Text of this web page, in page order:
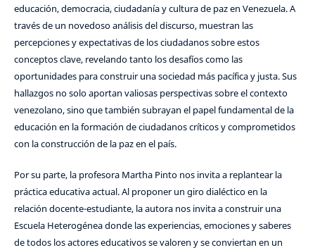
educación, democracia, ciudadanía y cultura de paz en Venezuela. A
través de un novedoso análisis del discurso, muestran las
percepciones y expectativas de los ciudadanos sobre estos
conceptos clave, revelando tanto los desafíos como las
oportunidades para construir una sociedad más pacífica y justa. Sus
hallazgos no solo aportan valiosas perspectivas sobre el contexto
venezolano, sino que también subrayan el papel fundamental de la
educación en la formación de ciudadanos críticos y comprometidos
con la construcción de la paz en el país.
Por su parte, la profesora Martha Pinto nos invita a replantear la
práctica educativa actual. Al proponer un giro dialéctico en la
relación docente-estudiante, la autora nos invita a construir una
Escuela Heterogénea donde las experiencias, emociones y saberes
de todos los actores educativos se valoren y se conviertan en un